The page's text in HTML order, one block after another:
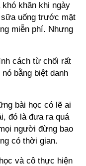
khăn khi ngày
sữa uống trước mặt
miễn phí. Nhưng
cách từ chối rất
bằng biệt danh
bài học có lẽ ai
đó là đưa ra quá
người đừng bao
có thời gian.
và cô thực hiện